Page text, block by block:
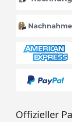
Offizieller